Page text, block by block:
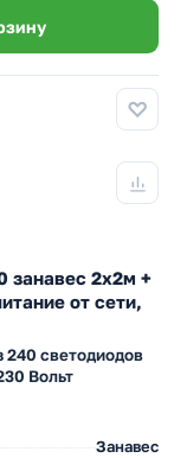
занавес 2x2м +
от сети,
240 светодиодов
Вольт
Занавес